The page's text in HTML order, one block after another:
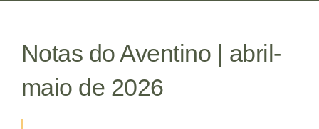
Nossas raízes
Notas do Aventino | abril-
maio de 2026